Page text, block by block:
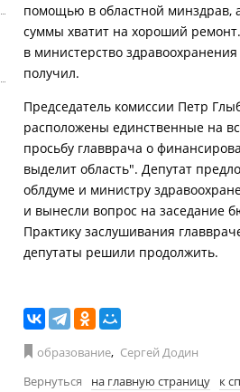
помощью в областной минздрав,
суммы хватит на хороший
в министерство
получил.
Председатель комиссии Петр
расположены единственные на
просьбу главврача о
выделит область". Депутат
облдуме и министру
и вынесли вопрос на заседание
Практику заслушивания
депутаты решили продолжить.
образование, Сергей Додин
Вернуться
на главную страницу к